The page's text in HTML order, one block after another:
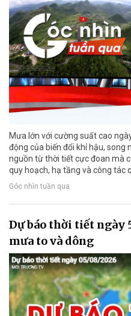
Mưa lớn với cường suất cao
động của biến đổi khí hậu, song
nguồn từ thời tiết cực đoan mà
quy hoạch, hạ tầng và công tác
Góc nhìn tuần qua
Dự báo thời tiết ngày
mưa to và dông